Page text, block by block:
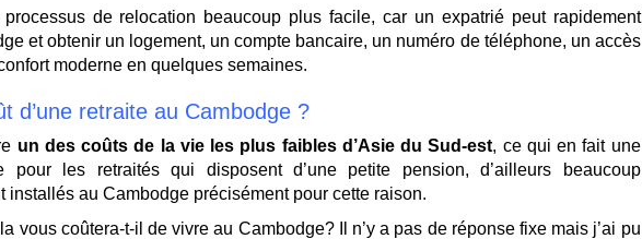
de relocation beaucoup plus facile, car un expatrié peut rapidement
et obtenir un logement, un compte bancaire, un numéro de téléphone, un accès
moderne en quelques semaines.
d’une retraite au Cambodge ?
un des coûts de la vie les plus faibles d’Asie du Sud-est, ce qui en fait une
pour les retraités qui disposent d’une petite pension, d’ailleurs beaucoup
installés au Cambodge précisément pour cette raison.
vous coûtera-t-il de vivre au Cambodge? Il n’y a pas de réponse fixe mais j’ai pu